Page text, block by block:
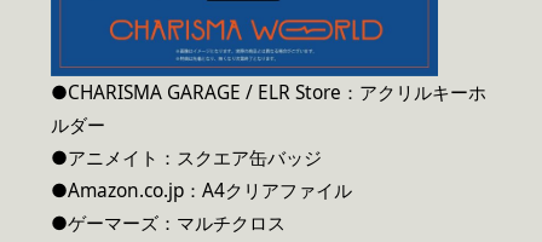
●CHARISMA GARAGE / ELR Store：アクリルキーホ
ルダー
●アニメイト：スクエア缶バッジ
●Amazon.co.jp：A4クリアファイル
●ゲーマーズ：マルチクロス